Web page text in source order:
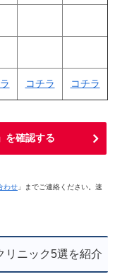
コチラ コチラ
を確認する
わせ 」までご連絡ください。速
リニック5選を紹介